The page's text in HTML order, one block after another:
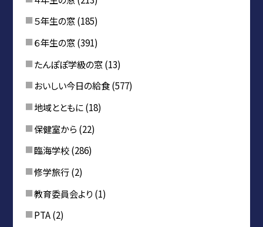
５年生の窓(185)
６年生の窓(391)
たんぽぽ学級の窓(13)
おいしい今日の給食(577)
地域とともに(18)
保健室から (22)
臨海学校(286)
修学旅行(2)
教育委員会より (1)
PTA(2)